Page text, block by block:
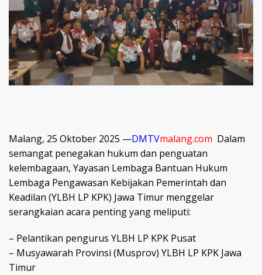
Malang, 25 Oktober 2025 —DMTVmalang.com Dalam
semangat penegakan hukum dan penguatan
kelembagaan, Yayasan Lembaga Bantuan Hukum
Lembaga Pengawasan Kebijakan Pemerintah dan
Keadilan (YLBH LP KPK) Jawa Timur menggelar
serangkaian acara penting yang meliputi:
– Pelantikan pengurus YLBH LP KPK Pusat
– Musyawarah Provinsi (Musprov) YLBH LP KPK Jawa
Timur